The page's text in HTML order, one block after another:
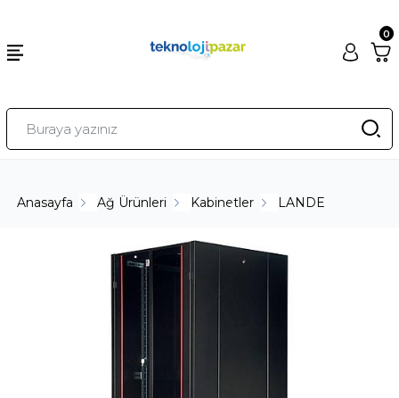
0
Anasayfa Ağ Ürünleri Kabinetler LANDE